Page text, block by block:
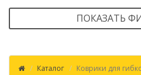
ПОКАЗАТЬ
Каталог Коврики для